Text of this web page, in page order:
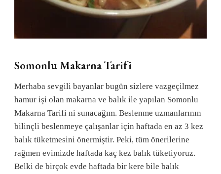
Somonlu Makarna Tarifi
Merhaba sevgili bayanlar bugün sizlere vazgeçilmez
hamur işi olan makarna ve balık ile yapılan Somonlu
Makarna Tarifi ni sunacağım. Beslenme uzmanlarının
bilinçli beslenmeye çalışanlar için haftada en az 3 kez
balık tüketmesini önermiştir. Peki, tüm önerilerine
rağmen evimizde haftada kaç kez balık tüketiyoruz.
Belki de birçok evde haftada bir kere bile balık